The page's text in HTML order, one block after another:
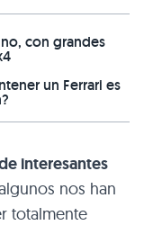
con grandes
un Ferrari es
interesantes
nos han
totalmente